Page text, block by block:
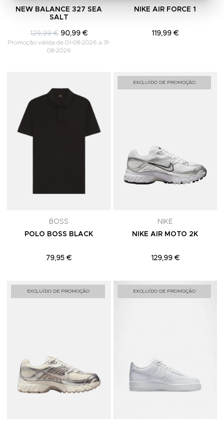
NEW BALANCE 327 SEA
SALT
129,99 € 90,99 €
Promoção válida de 01-08-2026 a 31-
08-2026
NIKE AIR FORCE 1
119,99 €
Adicionar aos Favoritos
BOSS
POLO BOSS BLACK
79,95 €
EXCLUÍDO DE PROMOÇÃO
NIKE
NIKE AIR MOTO 2K
129,99 €
EXCLUÍDO DE PROMOÇÃO Adicionar aos Favoritos
EXCLUÍDO DE PROMOÇÃO